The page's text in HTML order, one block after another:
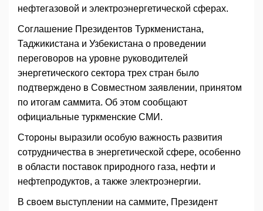
нефтегазовой и электроэнергетической сферах.
Соглашение Президентов Туркменистана,
Таджикистана и Узбекистана о проведении
переговоров на уровне руководителей
энергетического сектора трех стран было
подтверждено в Совместном заявлении, принятом
по итогам саммита. Об этом сообщают
официальные туркменские СМИ.
Стороны выразили особую важность развития
сотрудничества в энергетической сфере, особенно
в области поставок природного газа, нефти и
нефтепродуктов, а также электроэнергии.
В своем выступлении на саммите, Президент